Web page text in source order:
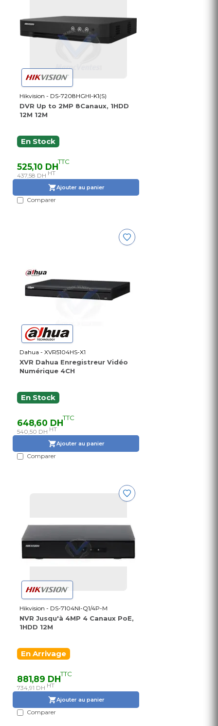
Hikvision - DS-7208HGHI-K1(S)
DVR Up to 2MP 8Canaux, 1HDD
12M 12M
En Stock
525,10 DHTTC
437,58 DH HT
Ajouter au panier
Comparer
Dahua - XVR5104HS-X1
XVR Dahua Enregistreur Vidéo
Numérique 4CH
En Stock
648,60 DHTTC
540,50 DH HT
Ajouter au panier
Comparer
Hikvision - DS-7104NI-Q1/4P-M
NVR Jusqu'à 4MP 4 Canaux PoE,
1HDD 12M
En Arrivage
881,89 DHTTC
734,91 DH HT
Ajouter au panier
Comparer